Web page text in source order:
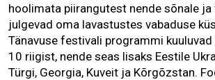
hoolimata piirangutest nende sõnale ja
julgevad oma lavastustes vabaduse
Tänavuse festivali programmi
10 riigist, nende seas lisaks Eestile
Türgi, Georgia, Kuveit ja Kõrgõzstan.